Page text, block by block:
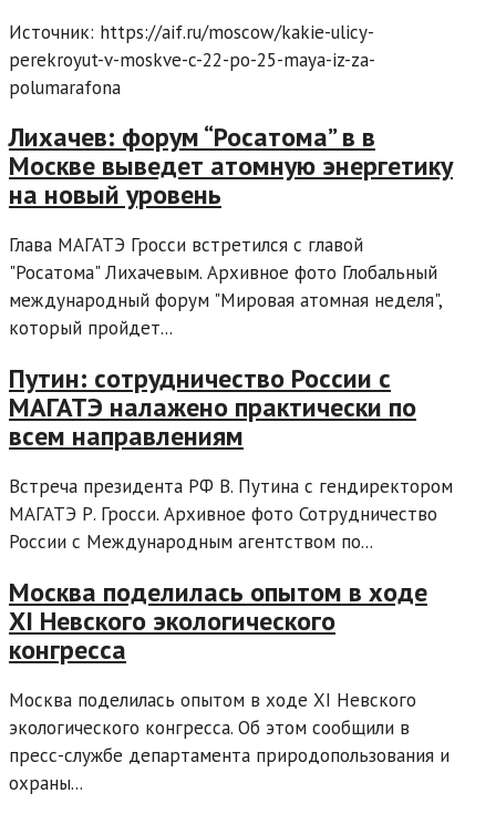
Источник: https://aif.ru/moscow/kakie-ulicy-
perekroyut-v-moskve-c-22-po-25-maya-iz-za-
polumarafona
Лихачев: форум “Росатома” в в
Москве выведет атомную энергетику
на новый уровень
Глава МАГАТЭ Гросси встретился с главой
"Росатома" Лихачевым. Архивное фото Глобальный
международный форум "Мировая атомная неделя",
который пройдет...
Путин: сотрудничество России с
МАГАТЭ налажено практически по
всем направлениям
Встреча президента РФ В. Путина с гендиректором
МАГАТЭ Р. Гросси. Архивное фото Сотрудничество
России с Международным агентством по...
Москва поделилась опытом в ходе
XI Невского экологического
конгресса
Москва поделилась опытом в ходе XI Невского
экологического конгресса. Об этом сообщили в
пресс-службе департамента природопользования и
охраны...